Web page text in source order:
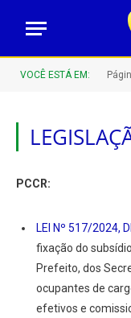
VOCÊ ESTÁ EM:
PCCR:
LEI Nº 517/2024,
fixação do
Prefeito, dos
ocupantes de
efetivos e